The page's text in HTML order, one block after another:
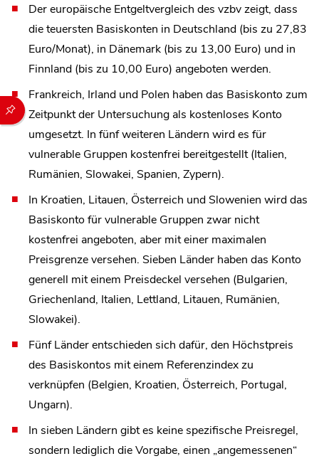
Durch die folgenden Buttons können Sie direkt auf einen
Der europäische Entgeltvergleich des vzbv zeigt, dass
die teuersten Basiskonten in Deutschland (bis zu 27,83
Euro/Monat), in Dänemark (bis zu 13,00 Euro) und in
Finnland (bis zu 10,00 Euro) angeboten werden.
Frankreich, Irland und Polen haben das Basiskonto zum
Zeitpunkt der Untersuchung als kostenloses Konto
umgesetzt. In fünf weiteren Ländern wird es für
vulnerable Gruppen kostenfrei bereitgestellt (Italien,
Rumänien, Slowakei, Spanien, Zypern).
In Kroatien, Litauen, Österreich und Slowenien wird das
Basiskonto für vulnerable Gruppen zwar nicht
kostenfrei angeboten, aber mit einer maximalen
Preisgrenze versehen. Sieben Länder haben das Konto
generell mit einem Preisdeckel versehen (Bulgarien,
Griechenland, Italien, Lettland, Litauen, Rumänien,
Slowakei).
Fünf Länder entschieden sich dafür, den Höchstpreis
des Basiskontos mit einem Referenzindex zu
verknüpfen (Belgien, Kroatien, Österreich, Portugal,
Ungarn).
In sieben Ländern gibt es keine spezifische Preisregel,
sondern lediglich die Vorgabe, einen „angemessenen“